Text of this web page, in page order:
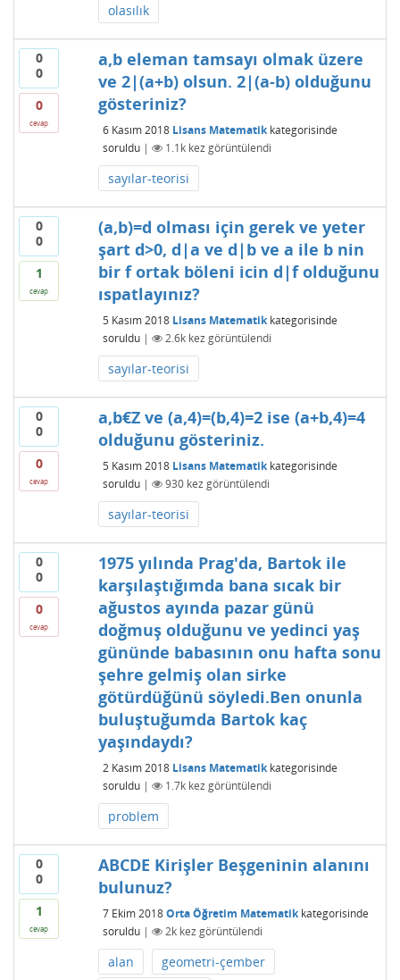
olasılık
0
0
0
cevap
a,b eleman tamsayı olmak üzere
ve 2|(a+b) olsun. 2|(a-b) olduğunu
gösteriniz?
6 Kasım 2018 Lisans Matematikkategorisinde
soruldu | 1.1kkez görüntülendi
sayılar-teorisi
0
0
1
cevap
(a,b)=d olması için gerek ve yeter
şart d>0, d|a ve d|b ve a ile b nin
bir f ortak böleni icin d|f olduğunu
ıspatlayınız?
5 Kasım 2018 Lisans Matematikkategorisinde
soruldu | 2.6kkez görüntülendi
sayılar-teorisi
0
0
0
cevap
a,b€Z ve (a,4)=(b,4)=2 ise (a+b,4)=4
olduğunu gösteriniz.
5 Kasım 2018 Lisans Matematikkategorisinde
soruldu | 930kez görüntülendi
sayılar-teorisi
0
0
0
cevap
1975 yılında Prag'da, Bartok ile
karşılaştığımda bana sıcak bir
ağustos ayında pazar günü
doğmuş olduğunu ve yedinci yaş
gününde babasının onu hafta sonu
şehre gelmiş olan sirke
götürdüğünü söyledi.Ben onunla
buluştuğumda Bartok kaç
yaşındaydı?
2 Kasım 2018 Lisans Matematikkategorisinde
soruldu | 1.7kkez görüntülendi
problem
0
0
1
cevap
ABCDE Kirişler Beşgeninin alanını
bulunuz?
7 Ekim 2018 Orta Öğretim Matematikkategorisinde
soruldu | 2kkez görüntülendi
alan
geometri-çember